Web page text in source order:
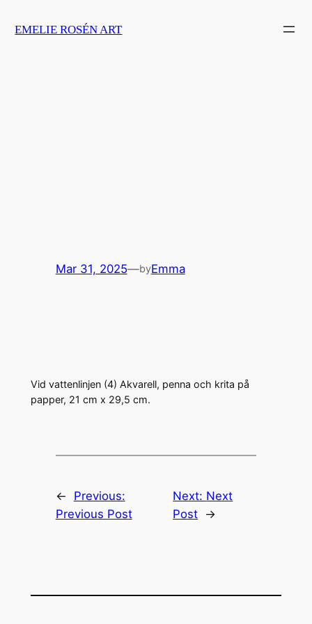
toEMELIE ROSÉN ART
Mar 31, 2025—byEmma
Vid vattenlinjen (4) Akvarell, penna och krita på
papper, 21 cm x 29,5 cm.
←
Previous:
Previous Post
Next: Next
Post →